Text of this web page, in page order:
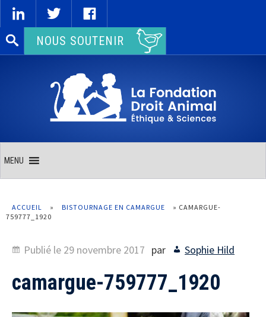
Rechercher :NOUS SOUTENIR
MENU
ACCUEIL » BISTOURNAGE EN CAMARGUE » CAMARGUE-
759777_1920
Publié le 29 novembre 2017 par Sophie Hild
camargue-759777_1920